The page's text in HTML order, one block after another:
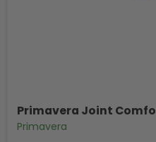
Primavera Joint
Primavera